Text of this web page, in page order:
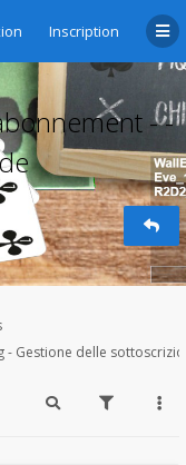
Inscription
- -
Gestione delle